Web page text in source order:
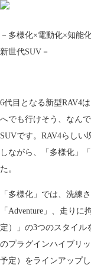
－多様化×電動化×知能
新世代SUV－
6代目となる新型RAV4
へでも行けそう、なん
SUVです。RAV4らし
しながら、「多様化」
た。
「多様化」では、洗練
「Adventure」、走りに
定）」の3つのスタイル
のプラグインハイブリ
予定）をラインアップ